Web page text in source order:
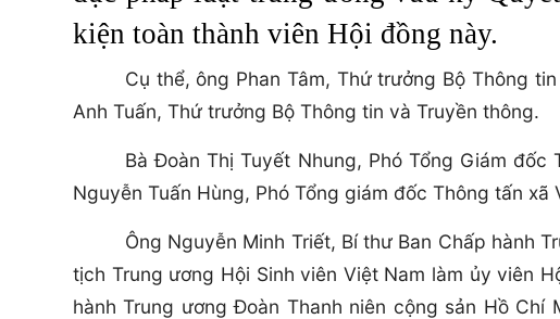
kiện toàn thành viên Hội đồng này.
Cụ thể, ông Phan Tâm, Thứ trưởng Bộ Thông
Anh Tuấn, Thứ trưởng Bộ Thông tin và Truyền thông.
Bà Đoàn Thị Tuyết Nhung, Phó Tổng Giám
Nguyễn Tuấn Hùng, Phó Tổng giám đốc Thông tấn xã
Ông Nguyễn Minh Triết, Bí thư Ban Chấp hành
tịch Trung ương Hội Sinh viên Việt Nam làm ủy viên
hành Trung ương Đoàn Thanh niên cộng sản Hồ